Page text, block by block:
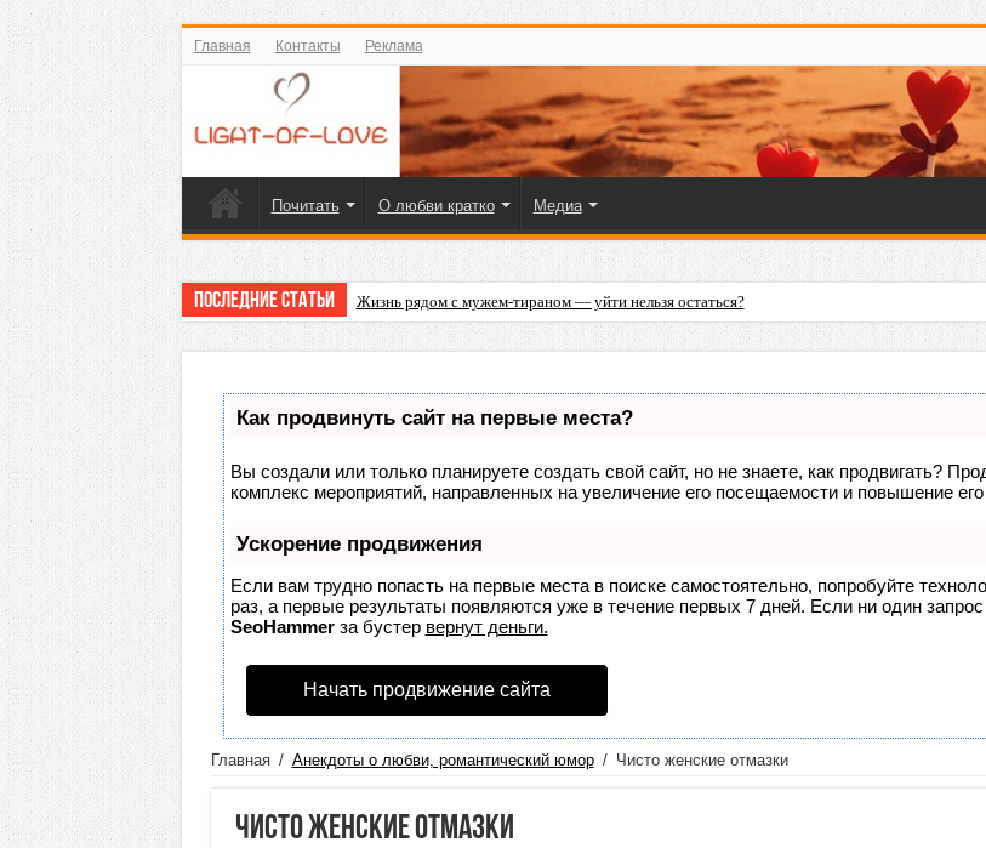
Главная Контакты Реклама
Почитать О любви кратко Медиа
Последние статьи Жизнь рядом с мужем-тираном — уйти нельзя остаться?
Как продвинуть сайт на первые места?
Вы создали или только планируете создать свой сайт, но не знаете, как продвигать?
комплекс мероприятий, направленных на увеличение его посещаемости и повышение
Ускорение продвижения
Если вам трудно попасть на первые места в поиске самостоятельно, попробуйте
раз, а первые результаты появляются уже в течение первых 7 дней. Если ни один
SeoHammerза бустер вернут деньги.
Начать продвижение сайта
Главная / Анекдоты о любви, романтический юмор / Чисто женские отмазки
Чисто женские отмазки